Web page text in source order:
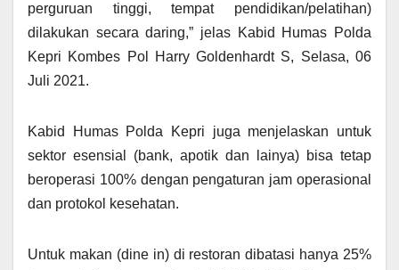
perguruan tinggi, tempat pendidikan/pelatihan)
dilakukan secara daring,” jelas Kabid Humas Polda
Kepri Kombes Pol Harry Goldenhardt S, Selasa, 06
Juli 2021.
Kabid Humas Polda Kepri juga menjelaskan untuk
sektor esensial (bank, apotik dan lainya) bisa tetap
beroperasi 100% dengan pengaturan jam operasional
dan protokol kesehatan.
Untuk makan (dine in) di restoran dibatasi hanya 25%